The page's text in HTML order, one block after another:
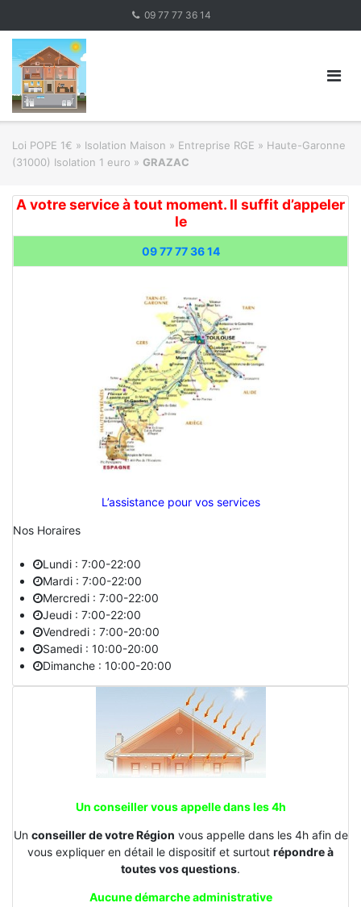
content
09 77 77 36 14
Loi POPE 1€ » Isolation Maison » Entreprise RGE » Haute-Garonne
(31000) Isolation 1 euro » GRAZAC
A votre service à tout moment. Il suffit d’appeler
le
09 77 77 36 14
L’assistance pour vos services
Nos Horaires
Lundi : 7:00-22:00
Mardi : 7:00-22:00
Mercredi : 7:00-22:00
Jeudi : 7:00-22:00
Vendredi : 7:00-20:00
Samedi : 10:00-20:00
Dimanche : 10:00-20:00
Un conseiller vous appelle dans les 4h
Un conseiller de votre Région vous appelle dans les 4h afin de
vous expliquer en détail le dispositif et surtout répondre à
toutes vos questions.
Aucune démarche administrative